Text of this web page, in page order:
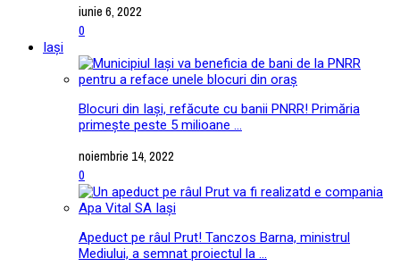
iunie 6, 2022
0
Iași
Blocuri din Iași, refăcute cu banii PNRR! Primăria
primește peste 5 milioane ...
noiembrie 14, 2022
0
Apeduct pe râul Prut! Tanczos Barna, ministrul
Mediului, a semnat proiectul la ...